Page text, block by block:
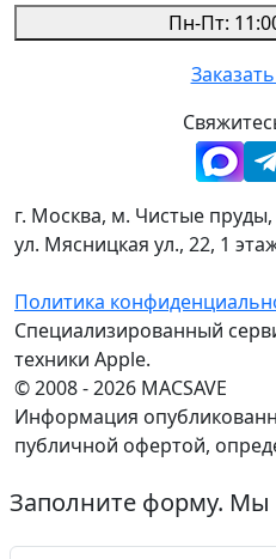
Пн-Пт:
г. Москва, м. Чистые пруды,
ул. Мясницкая ул., 22, 1
Политика
Специализированный
техники Apple.
© 2008 - 2026 MACSAVE
Информация
публичной офертой,
Заполните форму. Мы